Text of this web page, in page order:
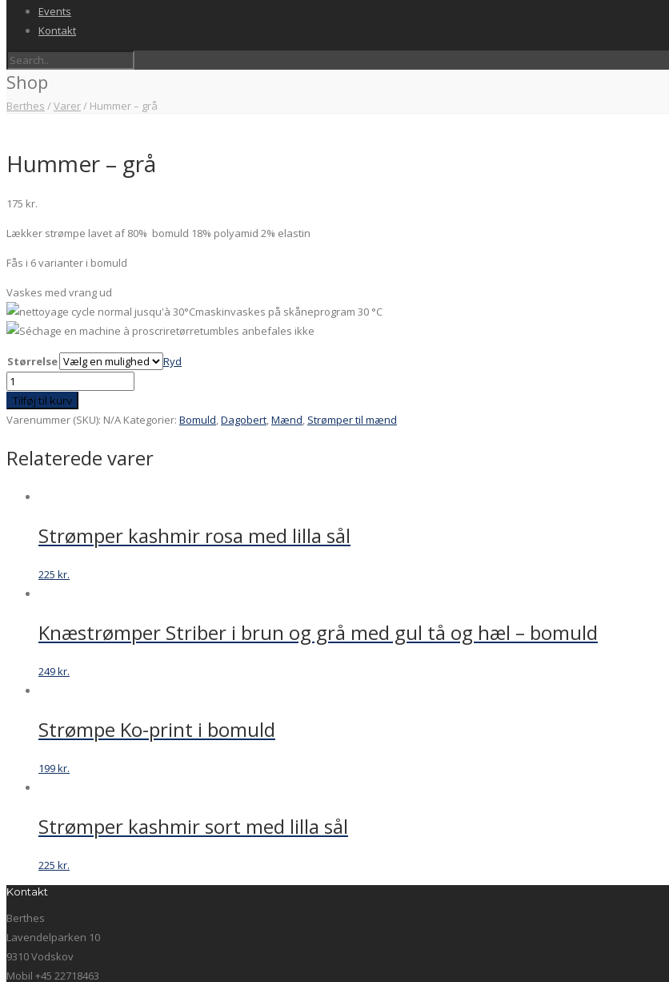
Events
Kontakt
Shop
Berthes /Varer/ Hummer – grå
Hummer – grå
175 kr.
Lækker strømpe lavet af 80% bomuld 18% polyamid 2% elastin
Fås i 6 varianter i bomuld
Vaskes med vrang ud
maskinvaskes på skåneprogram 30 °C
tørretumbles anbefales ikke
Størrelse
Ryd
Hummer
grå
Tilføj til kurv
Varenummer (SKU): N/A Kategorier: Bomuld Dagobert Mænd Strømper til mænd
Relaterede varer
Strømper kashmir rosa med lilla sål
225 kr.
Knæstrømper Striber i brun og grå med gul tå og hæl – bomuld
249kr.
Strømpe Ko-print i bomuld
199kr.
Strømper kashmir sort med lilla sål
225 kr.
Kontakt
Berthes
Lavendelparken 10
9310 Vodskov
Mobil +45 22718463